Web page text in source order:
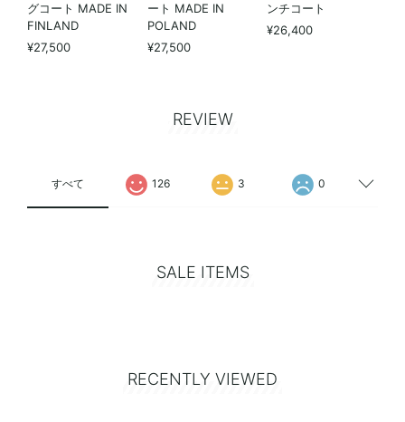
グコート MADE IN
FINLAND
¥27,500
ート MADE IN
POLAND
¥27,500
ンチコート
¥26,400
REVIEW
すべて 126 3 0
SALE ITEMS
RECENTLY VIEWED